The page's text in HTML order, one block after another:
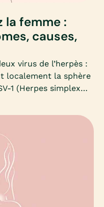
la femme :
causes,
virus de l’herpès :
localement la sphère
1 (Herpes simplex
Mais avec
au sexe oral non
transmis par
de l’herpès de
sexuel et cause
parle d’herpès